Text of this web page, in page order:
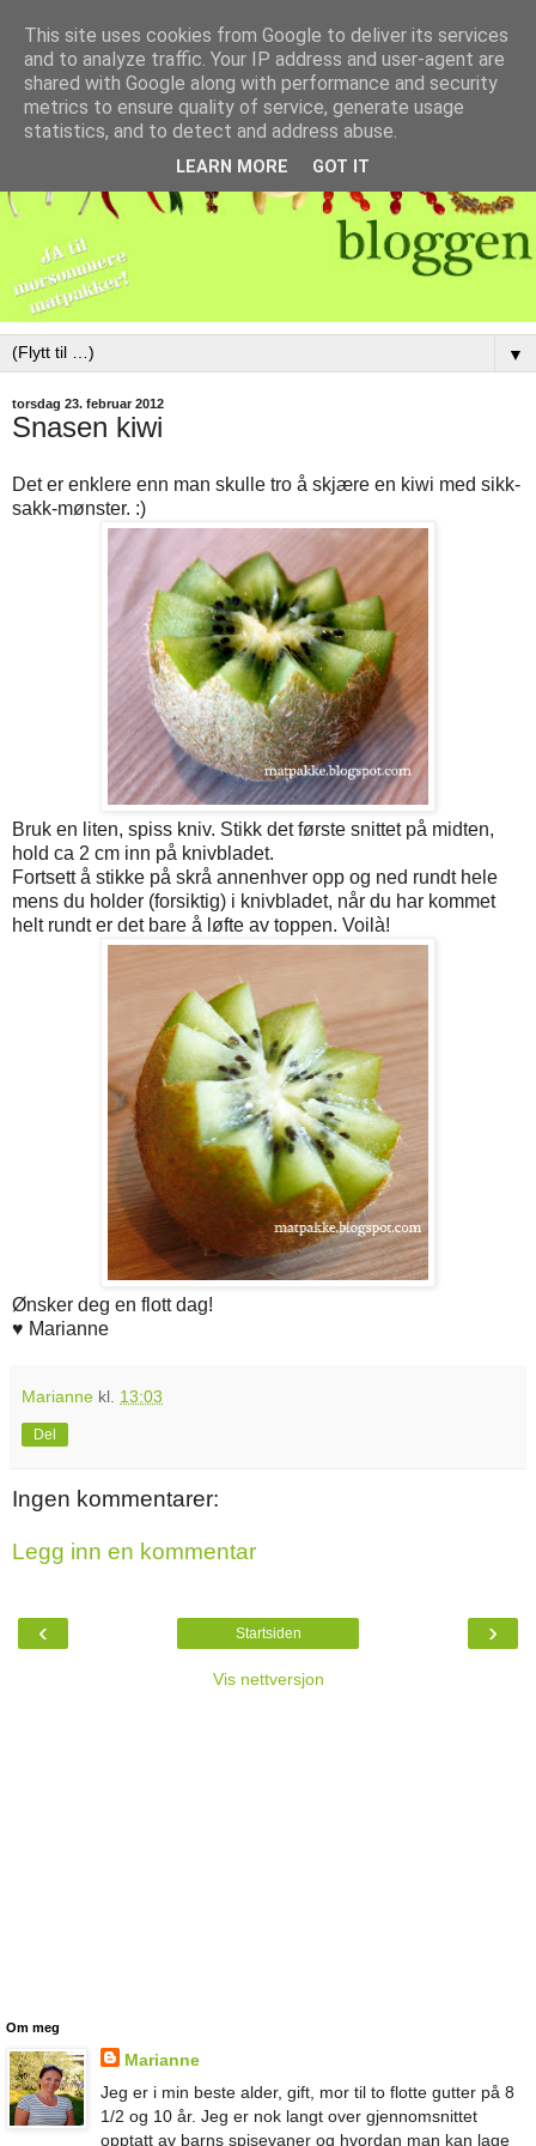
▼
torsdag 23. februar 2012
Snasen kiwi
Det er enklere enn man skulle tro å skjære en kiwi med sikk-
sakk-mønster. :)
Bruk en liten, spiss kniv. Stikk det første snittet på midten,
hold ca 2 cm inn på knivbladet.
Fortsett å stikke på skrå annenhver opp og ned rundt hele
mens du holder (forsiktig) i knivbladet, når du har kommet
helt rundt er det bare å løfte av toppen. Voilà!
Ønsker deg en flott dag!
♥ Marianne
Marianne kl. 13:03
Del
Ingen kommentarer:
Legg inn en kommentar
‹ ›
Startsiden
Vis nettversjon
Om meg
Marianne
Jeg er i min beste alder, gift, mor til to flotte gutter på 8
1/2 og 10 år. Jeg er nok langt over gjennomsnittet
opptatt av barns spisevaner og hvordan man kan lage
This site uses cookies from Google to deliver its services
and to analyze traffic. Your IP address and user-agent are
shared with Google along with performance and security
metrics to ensure quality of service, generate usage
statistics, and to detect and address abuse.
LEARN MORE GOT IT